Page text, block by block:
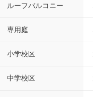
ルーフバルコニー
専用庭
小学校区
中学校区